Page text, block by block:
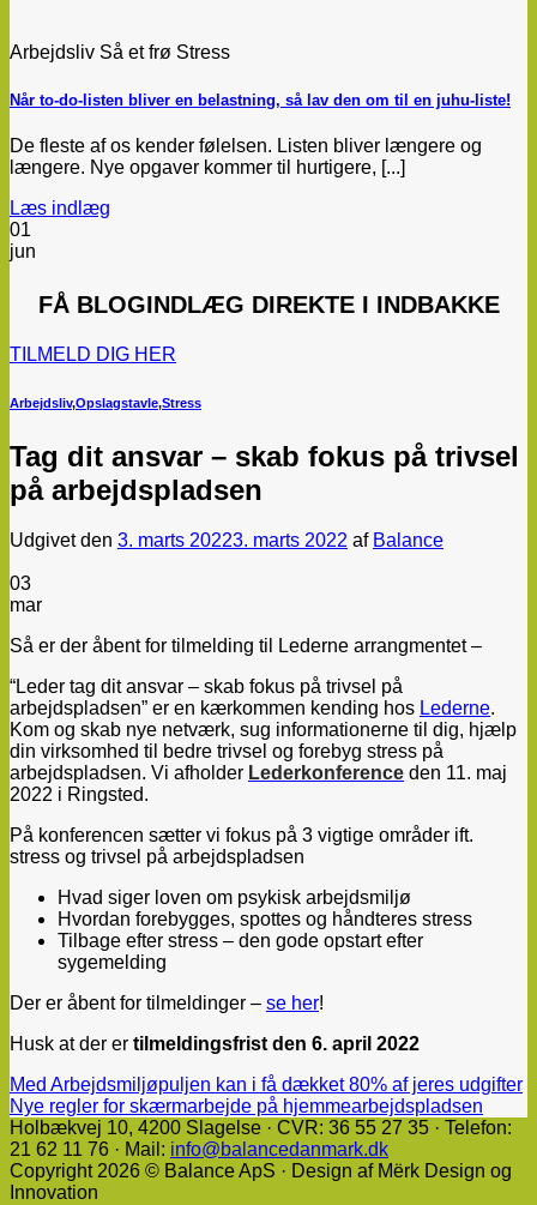
Arbejdsliv Så et frø Stress
Når to-do-listen bliver en belastning, så lav den om til en juhu-liste!
De fleste af os kender følelsen. Listen bliver længere og
længere. Nye opgaver kommer til hurtigere, [...]
Læs indlæg
01
jun
FÅ BLOGINDLÆG DIREKTE I INDBAKKE
TILMELD DIG HER
Arbejdsliv,Opslagstavle,Stress
Tag dit ansvar – skab fokus på trivsel
på arbejdspladsen
Udgivet den 3. marts 20223. marts 2022 af Balance
03
mar
Så er der åbent for tilmelding til Lederne arrangmentet –
“Leder tag dit ansvar – skab fokus på trivsel på
arbejdspladsen” er en kærkommen kending hos Lederne.
Kom og skab nye netværk, sug informationerne til dig, hjælp
din virksomhed til bedre trivsel og forebyg stress på
arbejdspladsen. Vi afholder Lederkonference den 11. maj
2022 i Ringsted.
På konferencen sætter vi fokus på 3 vigtige områder ift.
stress og trivsel på arbejdspladsen
Hvad siger loven om psykisk arbejdsmiljø
Hvordan forebygges, spottes og håndteres stress
Tilbage efter stress – den gode opstart efter
sygemelding
Der er åbent for tilmeldinger – se her!
Husk at der er tilmeldingsfrist den 6. april 2022
Med Arbejdsmiljøpuljen kan i få dækket 80% af jeres udgifter
Nye regler for skærmarbejde på hjemmearbejdspladsen
Holbækvej 10, ​4200 Slagelse · CVR: 36 55 27 35 · Telefon:
21 62 11 76 · Mail: info@balancedanmark.dk
Copyright 2026 © Balance ApS · Design af Mërk Design og
Innovation